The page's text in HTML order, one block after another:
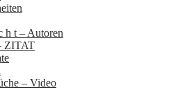
h t – Autoren
ZITAT
– Video